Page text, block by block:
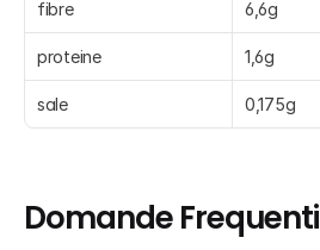
fibre 6,6g
proteine 1,6g
sale 0,175g
Domande Frequenti